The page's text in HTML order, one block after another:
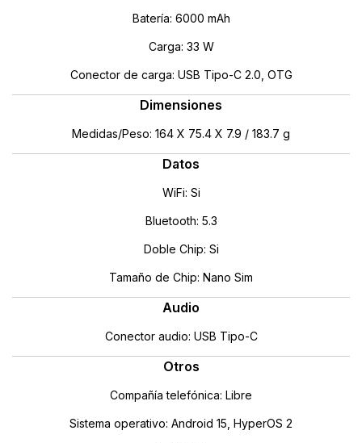
Batería: 6000 mAh
Carga: 33 W
Conector de carga: USB Tipo-C 2.0, OTG
Dimensiones
Medidas/Peso: 164 X 75.4 X 7.9 / 183.7 g
Datos
WiFi: Si
Bluetooth: 5.3
Doble Chip: Si
Tamaño de Chip: Nano Sim
Audio
Conector audio: USB Tipo-C
Otros
Compañía telefónica: Libre
Sistema operativo: Android 15, HyperOS 2